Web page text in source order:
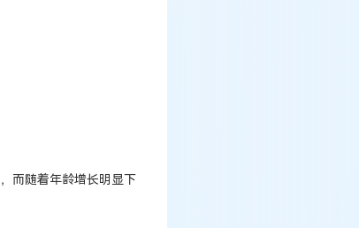
而随着年龄增长明显下